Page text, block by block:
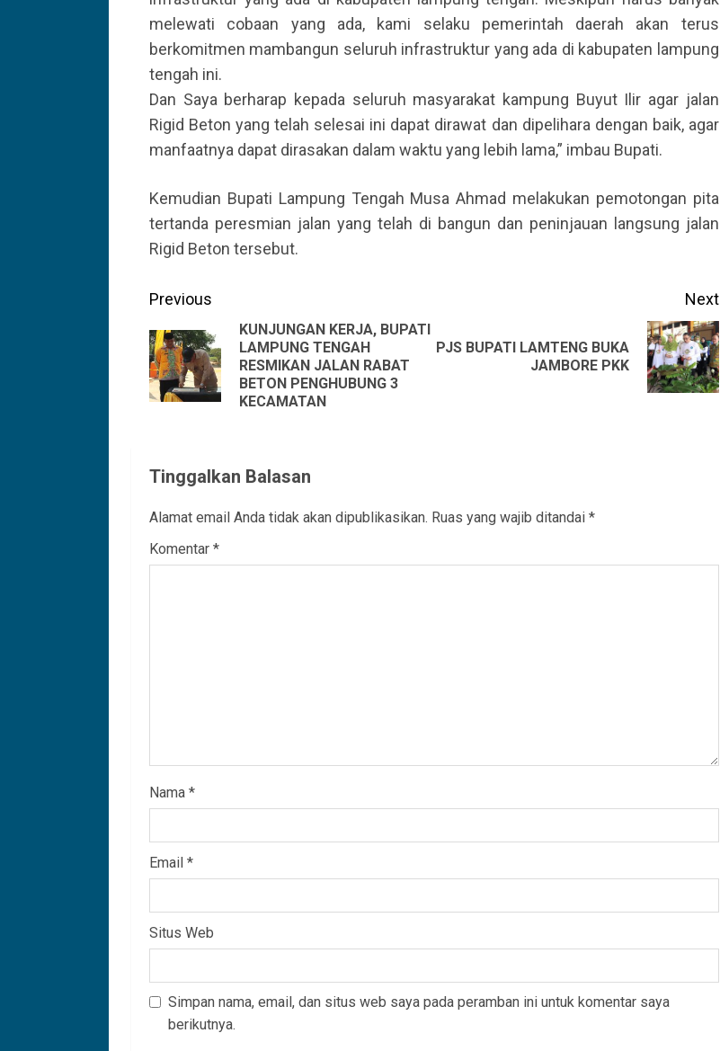
melewati cobaan yang ada, kami selaku pemerintah daerah akan terus
berkomitmen mambangun seluruh infrastruktur yang ada di kabupaten lampung
tengah ini.
Dan Saya berharap kepada seluruh masyarakat kampung Buyut Ilir agar jalan
Rigid Beton yang telah selesai ini dapat dirawat dan dipelihara dengan baik, agar
manfaatnya dapat dirasakan dalam waktu yang lebih lama,” imbau Bupati.
Kemudian Bupati Lampung Tengah Musa Ahmad melakukan pemotongan pita
tertanda peresmian jalan yang telah di bangun dan peninjauan langsung jalan
Rigid Beton tersebut.
Continue
Reading
Previous
KUNJUNGAN KERJA, BUPATI
LAMPUNG TENGAH
RESMIKAN JALAN RABAT
BETON PENGHUBUNG 3
KECAMATAN
Next
Next
PJS BUPATI LAMTENG BUKA
JAMBORE PKK
Tinggalkan Balasan
Alamat email Anda tidak akan dipublikasikan. Ruas yang wajib ditandai *
Komentar *
Nama *
Email *
Situs Web
Simpan nama, email, dan situs web saya pada peramban ini untuk komentar saya
berikutnya.